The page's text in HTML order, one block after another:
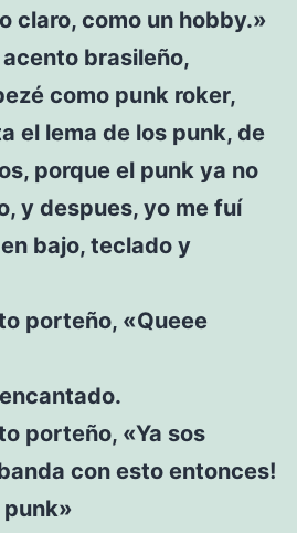
claro, como un hobby.»
brasileño,
como punk roker,
el lema de los punk, de
porque el punk ya no
y despues, yo me fuí
bajo, teclado y
porteño, «Queee
porteño, «Ya sos
con esto entonces!
punk»